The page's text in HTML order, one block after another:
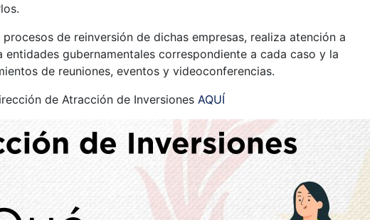
de reinversión de dichas empresas, realiza atención a
gubernamentales correspondiente a cada caso y la
de reuniones, eventos y videoconferencias.
de Atracción de Inversiones AQUÍ